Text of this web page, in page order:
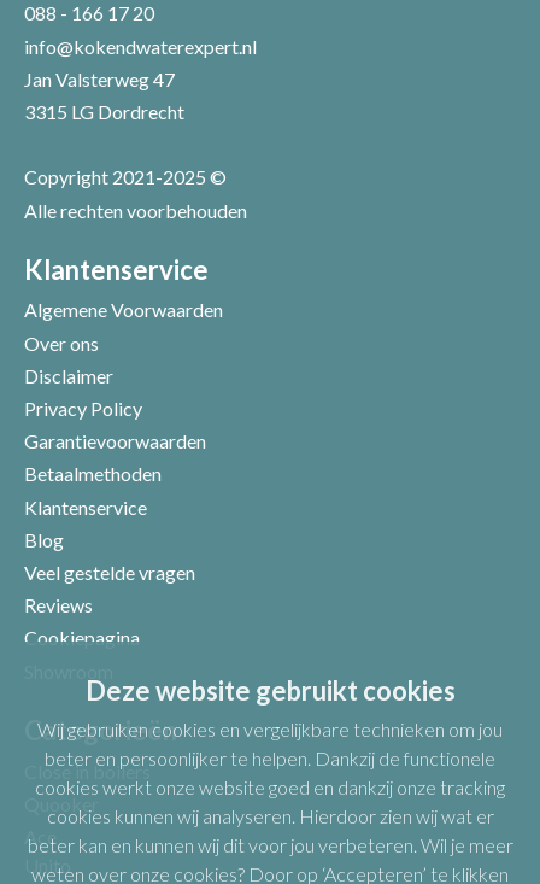
Uw recensie *
Uw beoordeling
088 - 166 17 20
info@kokendwaterexpert.nl
Jan Valsterweg 47
3315 LG Dordrecht
Copyright 2021-2025 ©
Alle rechten voorbehouden
Klantenservice
Algemene Voorwaarden
Over ons
Disclaimer
Privacy Policy
Garantievoorwaarden
Betaalmethoden
Klantenservice
Blog
Veel gestelde vragen
Reviews
Cookiepagina
Categorieën
Close in boilers
Ace
Unito
Deze website gebruikt cookies
Wij gebruiken cookies en vergelijkbare technieken om jou
beter en persoonlijker te helpen. Dankzij de functionele
cookies werkt onze website goed en dankzij onze tracking
cookies kunnen wij analyseren. Hierdoor zien wij wat er
beter kan en kunnen wij dit voor jou verbeteren. Wil je meer
weten over onze cookies? Door op ‘Accepteren’ te klikken